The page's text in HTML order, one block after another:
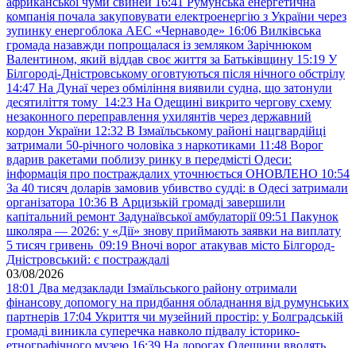
компанія почала закуповувати електроенергію з України через
зупинку енергоблока АЕС «Чернаводе» 16:06 Вилківська
громада назавжди попрощалася із земляком Зарічнюком
Валентином, який віддав своє життя за Батьківщину 15:19 У
Білгороді-Дністровському оговтуються після нічного обстрілу
14:47 На Дунаї через обміління виявили судна, що затонули
десятиліття тому 14:23 На Одещині викрито чергову схему
незаконного переправлення ухилянтів через державний
кордон України 12:32 В Ізмаїльському районі нацгвардійці
затримали 50-річного чоловіка з наркотиками 11:48 Ворог
вдарив ракетами поблизу ринку в передмісті Одеси:
інформація про постраждалих уточнюється ОНОВЛЕНО 10:54
За 40 тисяч доларів замовив убивство судді: в Одесі затримали
організатора 10:36 В Арцизькій громаді завершили
капітальний ремонт Задунаївської амбулаторії 09:51 Пакунок
школяра — 2026: у «Дії» знову приймають заявки на виплату
5 тисяч гривень 09:19 Вночі ворог атакував місто Білгород-
Дністровський: є постраждалі
03/08/2026
18:01 Два медзаклади Ізмаїльського району отримали
фінансову допомогу на придбання обладнання від румунських
партнерів 17:04 Укриття чи музейний простір: у Болградській
громаді виникла суперечка навколо підвалу історико-
етнографічного музею 16:39 На дорогах Одещини вводять